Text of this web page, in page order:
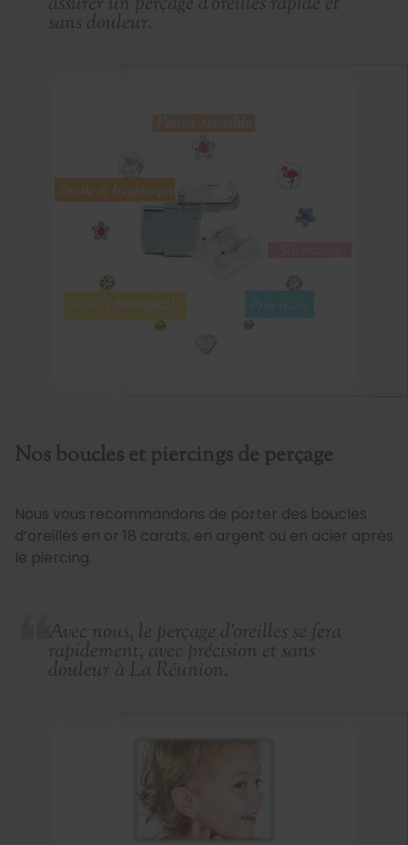
sans douleur.
Nos boucles et piercings de perçage
Nous vous recommandons de porter des boucles
d’oreilles en or 18 carats, en argent ou en acier après
le piercing.
Avec nous, le perçage d’oreilles se fera
rapidement, avec précision et sans
douleur à La Réunion.